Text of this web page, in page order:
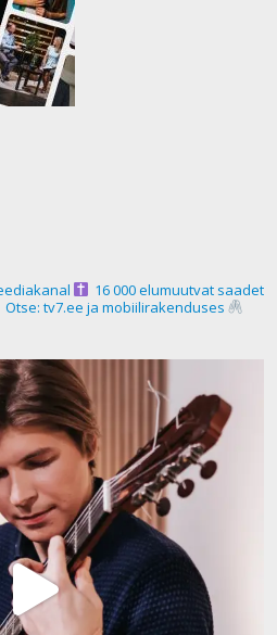
16 000 elumuutvat saadet
Otse: tv7.ee ja mobiilirakenduses